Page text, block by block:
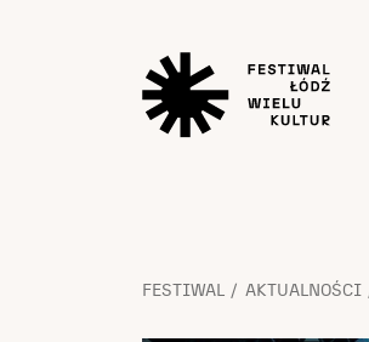
FESTIWAL AKTUALNOŚCI